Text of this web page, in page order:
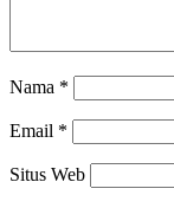
Nama *
Email *
Situs Web